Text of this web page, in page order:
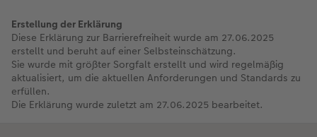
Erstellung der Erklärung
Diese Erklärung zur Barrierefreiheit wurde am 27.06.2025
erstellt und beruht auf einer Selbsteinschätzung.
Sie wurde mit größter Sorgfalt erstellt und wird regelmäßig
aktualisiert, um die aktuellen Anforderungen und Standards zu
erfüllen.
Die Erklärung wurde zuletzt am 27.06.2025 bearbeitet.